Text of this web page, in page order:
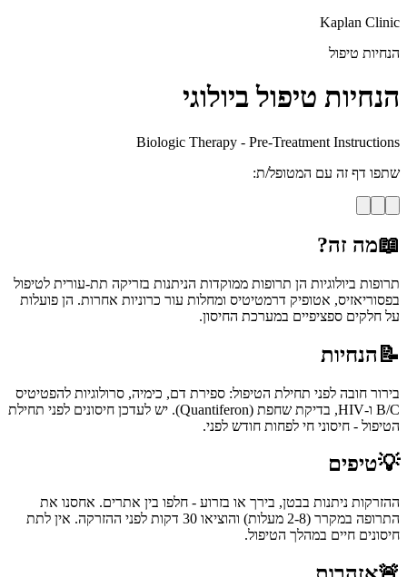
Kaplan Clinic
הנחיות טיפול
הנחיות טיפול ביולוגי
Biologic Therapy - Pre-Treatment Instructions
שתפו דף זה עם המטופל/ת:
📖מה זה?
תרופות ביולוגיות הן תרופות ממוקדות הניתנות בזריקה תת-עורית לטיפול
בפסוריאזיס, אטופיק דרמטיטיס ומחלות עור כרוניות אחרות. הן פועלות
על חלקים ספציפיים במערכת החיסון.
📝 הנחיות
בירור חובה לפני תחילת הטיפול: ספירת דם, כימיה, סרולוגיות להפטיטיס
B/C ו-HIV, בדיקת שחפת (Quantiferon). יש לעדכן חיסונים לפני תחילת
הטיפול - חיסוני חי לפחות חודש לפני.
💡טיפים
ההזרקות ניתנות בבטן, בירך או בזרוע - חלפו בין אתרים. אחסנו את
התרופה במקרר (2-8 מעלות) והוציאו 30 דקות לפני ההזרקה. אין לתת
חיסונים חיים במהלך הטיפול.